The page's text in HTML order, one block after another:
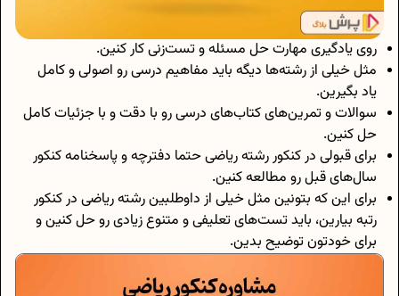
روی یادگیری مهارت حل مسئله و تست‌زنی کار کنین.
مثل خیلی از رشته‌ها دیگه باید مفاهیم درسی رو اصولی و کامل
یاد بگیرین.
سوالات و تمرین‌های کتاب‌های درسی رو با دقت و با جزئیات کامل
حل کنین.
برای قبولی در کنکور رشته ریاضی حتما دفترچه و پاسخنامه کنکور
سال‌های قبل رو مطالعه کنین.
برای این که بتونین مثل خیلی از داوطلبین رشته ریاضی در کنکور
رتبه بیارین، باید تست‌های تعلیفی و متنوع زیادی رو حل کنین و
برای خودتون توضیح بدین.